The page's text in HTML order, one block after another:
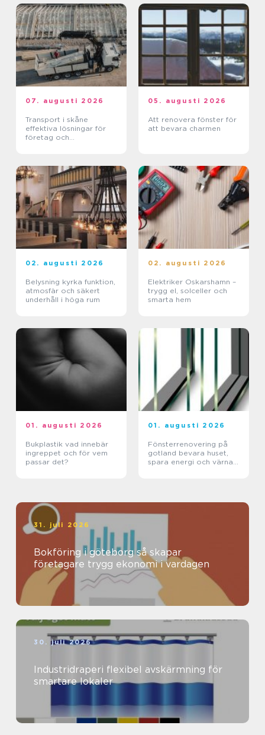
07. augusti 2026
Transport i skåne
effektiva lösningar för
företag och
05. augusti 2026
Att renovera fönster för
att bevara charmen
02. augusti 2026
Belysning kyrka funktion,
atmosfär och säkert
underhåll i höga rum
02. augusti 2026
Elektriker Oskarshamn –
trygg el, solceller och
smarta hem
01. augusti 2026
Bukplastik vad innebär
ingreppet och för vem
passar det?
01. augusti 2026
Fönsterrenovering på
gotland bevara huset,
spara energi och värna
31. juli 2026
Bokföring i göteborg så skapar
företagare trygg ekonomi i vardagen
30. juli 2026
Industridraperi flexibel avskärmning för
smartare lokaler